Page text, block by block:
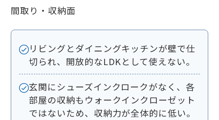
間取り・収納面
リビングとダイニングキッチンが壁で仕
切られ、開放的なLDKとして使えない。
玄関にシューズインクロークがなく、各
部屋の収納もウォークインクローゼット
ではないため、収納力が全体的に低い。